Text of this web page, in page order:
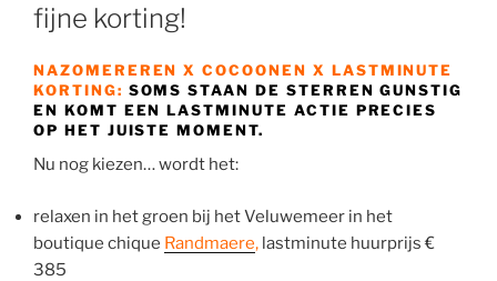
fijne korting!
NAZOMEREREN X COCOONEN X LASTMINUTE
KORTING: SOMS STAAN DE STERREN GUNSTIG
EN KOMT EEN LASTMINUTE ACTIE PRECIES
OP HET JUISTE MOMENT.
Nu nog kiezen… wordt het:
relaxen in het groen bij het Veluwemeer in het
boutique chique Randmaere, lastminute huurprijs €
385